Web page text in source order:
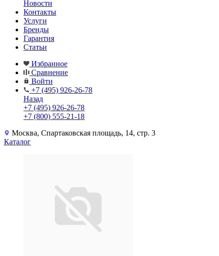
Новости
Контакты
Услуги
Бренды
Гарантия
Статьи
Избранное
Сравнение
Войти
+7 (495) 926-26-78
Назад
+7 (495) 926-26-78
+7 (800) 555-21-18
Москва, Спартаковская площадь, 14, стр. 3
Каталог